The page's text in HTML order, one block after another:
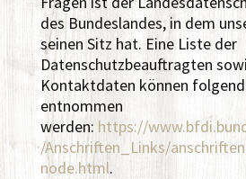
des Bundeslandes, in dem
seinen Sitz hat. Eine Liste der
Datenschutzbeauftragten
Kontaktdaten können
entnommen
werden: https://
/Anschriften_Links/
node.html.